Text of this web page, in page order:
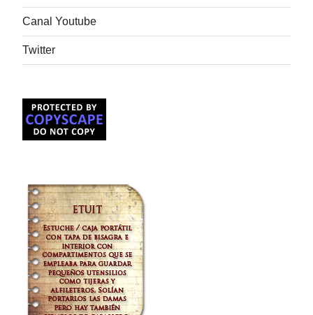
Canal Youtube
Twitter